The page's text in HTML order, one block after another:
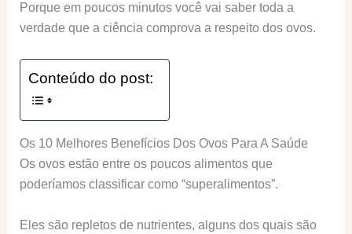
Porque em poucos minutos você vai saber toda a
verdade que a ciência comprova a respeito dos ovos.
Conteúdo do post:
Os 10 Melhores Benefícios Dos Ovos Para A Saúde
Os ovos estão entre os poucos alimentos que
poderíamos classificar como “superalimentos”.
Eles são repletos de nutrientes, alguns dos quais são